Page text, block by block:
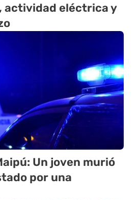
actividad eléctrica y
Un joven murió
por una